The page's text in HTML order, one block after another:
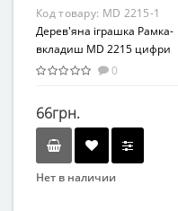
Код товару: MD 2215-1
Дерев'яна іграшка Рамка-
вкладиш MD 2215 цифри
(MD 2215-1)
0
66грн.
Нет в наличии